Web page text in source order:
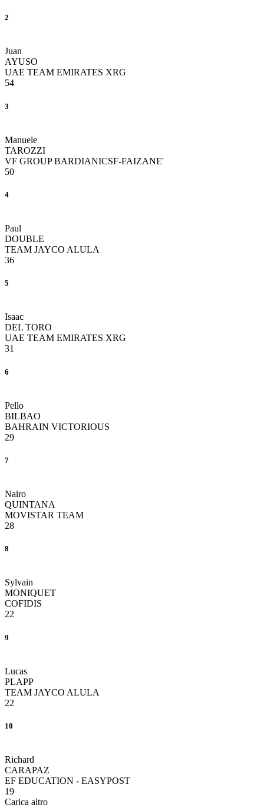
2
Juan
AYUSO
UAE TEAM EMIRATES XRG
54
3
Manuele
TAROZZI
VF GROUP BARDIANICSF-FAIZANE'
50
4
Paul
DOUBLE
TEAM JAYCO ALULA
36
5
Isaac
DEL TORO
UAE TEAM EMIRATES XRG
31
6
Pello
BILBAO
BAHRAIN VICTORIOUS
29
7
Nairo
QUINTANA
MOVISTAR TEAM
28
8
Sylvain
MONIQUET
COFIDIS
22
9
Lucas
PLAPP
TEAM JAYCO ALULA
22
10
Richard
CARAPAZ
EF EDUCATION - EASYPOST
19
Carica altro